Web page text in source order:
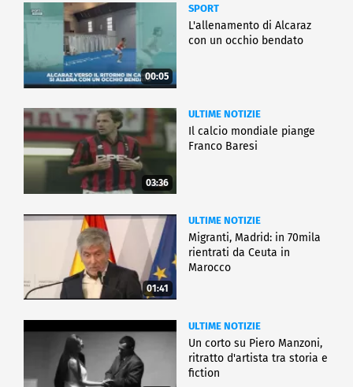
00:05
SPORT
L'allenamento di Alcaraz
con un occhio bendato
03:36
ULTIME NOTIZIE
Il calcio mondiale piange
Franco Baresi
01:41
ULTIME NOTIZIE
Migranti, Madrid: in 70mila
rientrati da Ceuta in
Marocco
ULTIME NOTIZIE
Un corto su Piero Manzoni,
ritratto d'artista tra storia e
fiction